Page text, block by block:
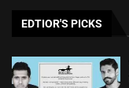
EDTIOR'S PICKS